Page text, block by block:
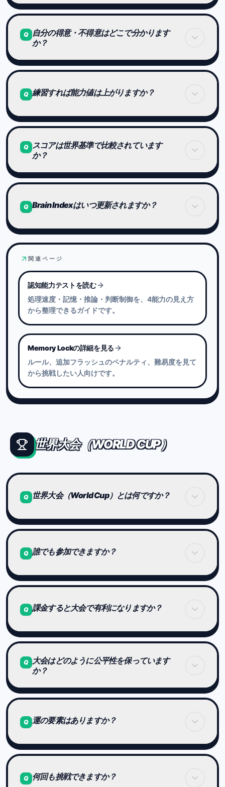
固定基準に対してどの能力が強いかを見やすくする
MEMORY：情報を保持しながら処理する力
LOGIC：規則や構造を見抜く力
CONTROL：衝動を抑え、正確に行動する力
使うよう設計されています。
Q 自分の得意・不得意はどこで分かります
か？
どの能力が伸びしろか
を確認できます。
能力構造として自分を理解できます。
Q 練習すれば能力値は上がりますか？
上します。
単なる暗記では通用しない設計です。
本質的な処理能力が安定してくると、
長期的なスコア向上につながります。
Q スコアは世界基準で比較されています
か？
スコアは世界中のプレイヤーと同じ基準で比較され
国や年齢による補正はなく、
完全に同一ルールで評価されます。
Q Brain Indexはいつ更新されますか？
Daily Arenaでクリアした結果が保存されると、
Brain Indexに反映されます。
結果画面ではBrain Indexそのものではなく、その
日の基準タイムとの比較を表示します。
Brain Indexのプロフィールは、必要なクリア回数
や世界全体の記録数がそろうとProfileで確認できま
す。
関連ページ
認知能力テストを読む
処理速度・記憶・推論・判断制御を、4能力の見え方
から整理できるガイドです。
Memory Lockの詳細を見る
ルール、追加フラッシュのペナルティ、難易度を見て
から挑戦したい人向けです。
世界大会（WORLD CUP）
Q 世界大会（World Cup）とは何ですか？
です。
純粋な実力で順位を競います。
Q 誰でも参加できますか？
参加できます。
Q 課金すると大会で有利になりますか？
大会の結果は課金と完全に切り離されています。
大会のスコアに直接影響することはありません。
Q 大会はどのように公平性を保っています
か？
スコアはレベル基準で標準化
これにより、環境差や偶然による影響を最小限にし
ています。
Q 運の要素はありますか？
Q 何回も挑戦できますか？